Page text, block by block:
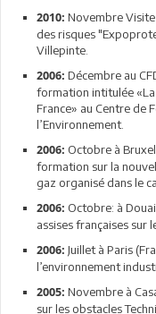
2010: Novembre
des risques
Villepinte.
2006: Décembre au
formation intitulée
France» au Centre de
l’Environnement.
2006: Octobre à
formation sur la
gaz organisé dans le
2006: Octobre: à
assises françaises sur
2006: Juillet à Paris
l’environnement
2005: Novembre à
sur les obstacles